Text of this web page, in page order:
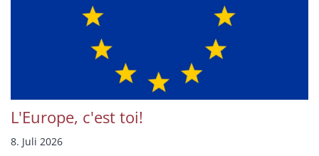
L'Europe, c'est toi!
8. Juli 2026